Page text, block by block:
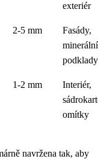
exteriér
2-5 mm
Fasády,
minerální
podklady
1-2 mm
Interiér,
omítky
navržena tak, aby